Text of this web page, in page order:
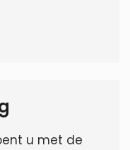
u met de